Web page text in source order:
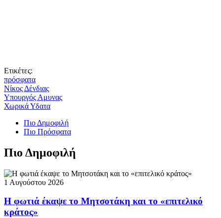
Ετικέτες:
πρόσφατα
Νίκος Δένδιας
Υπουργός Αμυνας
Χωρικά Υδατα
Πιο Δημοφιλή
Πιο Πρόσφατα
Πιο Δημοφιλή
1 Αυγούστου 2026
Η φωτιά έκαψε το Μητσοτάκη και το «επιτελικό
κράτος»